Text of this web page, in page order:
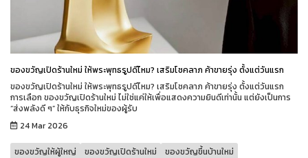
ของขวัญเปิดร้านใหม่ ให้พระพุทธรูปดีไหม? เสริมโชคลาภ ค้าขายรุ่ง ตั้งแต่วันแรก
ของขวัญเปิดร้านใหม่ ให้พระพุทธรูปดีไหม? เสริมโชคลาภ ค้าขายรุ่ง ตั้งแต่วันแรก
การเลือก ของขวัญเปิดร้านใหม่ ไม่ใช่แค่ให้เพื่อแสดงความยินดีเท่านั้น แต่ยังเป็นการ
“ส่งพลังดี ๆ” ให้กับธุรกิจใหม่ของผู้รับ
24 Mar 2026
ของขวัญให้ผู้ใหญ่ ของขวัญเปิดร้านใหม่ ของขวัญขึ้นบ้านใหม่